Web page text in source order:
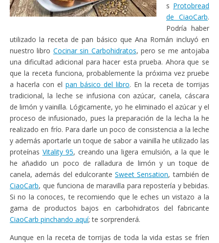
s Protobread
de CiaoCarb.
Podría haber
utilizado la receta de pan básico que Ana Román incluyó en
nuestro libro Cocinar sin Carbohidratos, pero se me antojaba
una dificultad adicional para hacer esta prueba. Ahora que se
que la receta funciona, probablemente la próxima vez pruebe
a hacerla con el pan básico del libro. En la receta de torrijas
tradicional, la leche se infusiona con azúcar, canela, cáscara
de limón y vainilla. Lógicamente, yo he eliminado el azúcar y el
proceso de infusionado, pues la preparación de la lecha la he
realizado en frío. Para darle un poco de consistencia a la leche
y además aportarle un toque de sabor a vainilla he utilizado las
proteínas Vitality 95, creando una ligera emulsión, a la que le
he añadido un poco de ralladura de limón y un toque de
canela, además del edulcoranteSweet Sensation, también de
CiaoCarb, que funciona de maravilla para repostería y bebidas.
Si no la conoces, te recomiendo que le eches un vistazo a la
gama de productos bajos en carbohidratos del fabricante
CiaoCarb pinchando aquí; te sorprenderá.
Aunque en la receta de torrijas de toda la vida estas se fríen